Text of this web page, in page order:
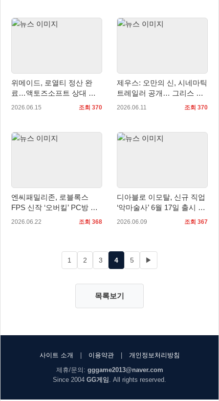
위메이드, 로열티 정산 완
료…액토즈소프트 상대 로
열티 지급 청구 소송 취하
2026.06.15 조회 370
제우스: 오만의 신, 시네마틱
트레일러 공개… 그리스 신
화 기반 서사 예고
2026.06.11 조회 370
엔씨패밀리존, 로블록스
FPS 신작 ‘오버킬’ PC방 서
비스 시작
2026.06.22 조회 368
디아블로 이모탈, 신규 직업
‘악마술사’ 6월 17일 출시 및
시네마틱 트레일러 공개
2026.06.09 조회 367
1 2 3 4 5 ▶
목록보기
사이트 소개 | 이용약관 |
개인정보처리방침
제휴/문의: gggame2013@naver.com
Since 2004 GG게임 . All rights reserved.